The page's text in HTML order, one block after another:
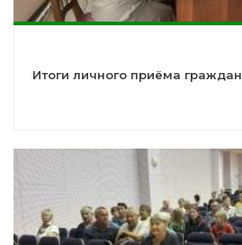
Итоги личного приёма граждан